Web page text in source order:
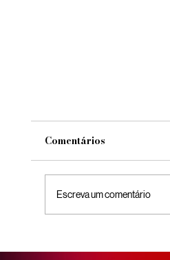
Realidade
Comentários
Escreva um comentário